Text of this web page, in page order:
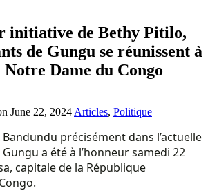
initiative de Bethy Pitilo,
de Gungu se réunissent à
Dame du Congo
June 22, 2024 Articles, Politique
Bandundu précisément dans l’actuelle
a été à l’honneur samedi 22
capitale de la République